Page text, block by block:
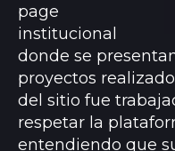
page
institucional
donde se
proyectos
del sitio fue
respetar la
entendiendo que